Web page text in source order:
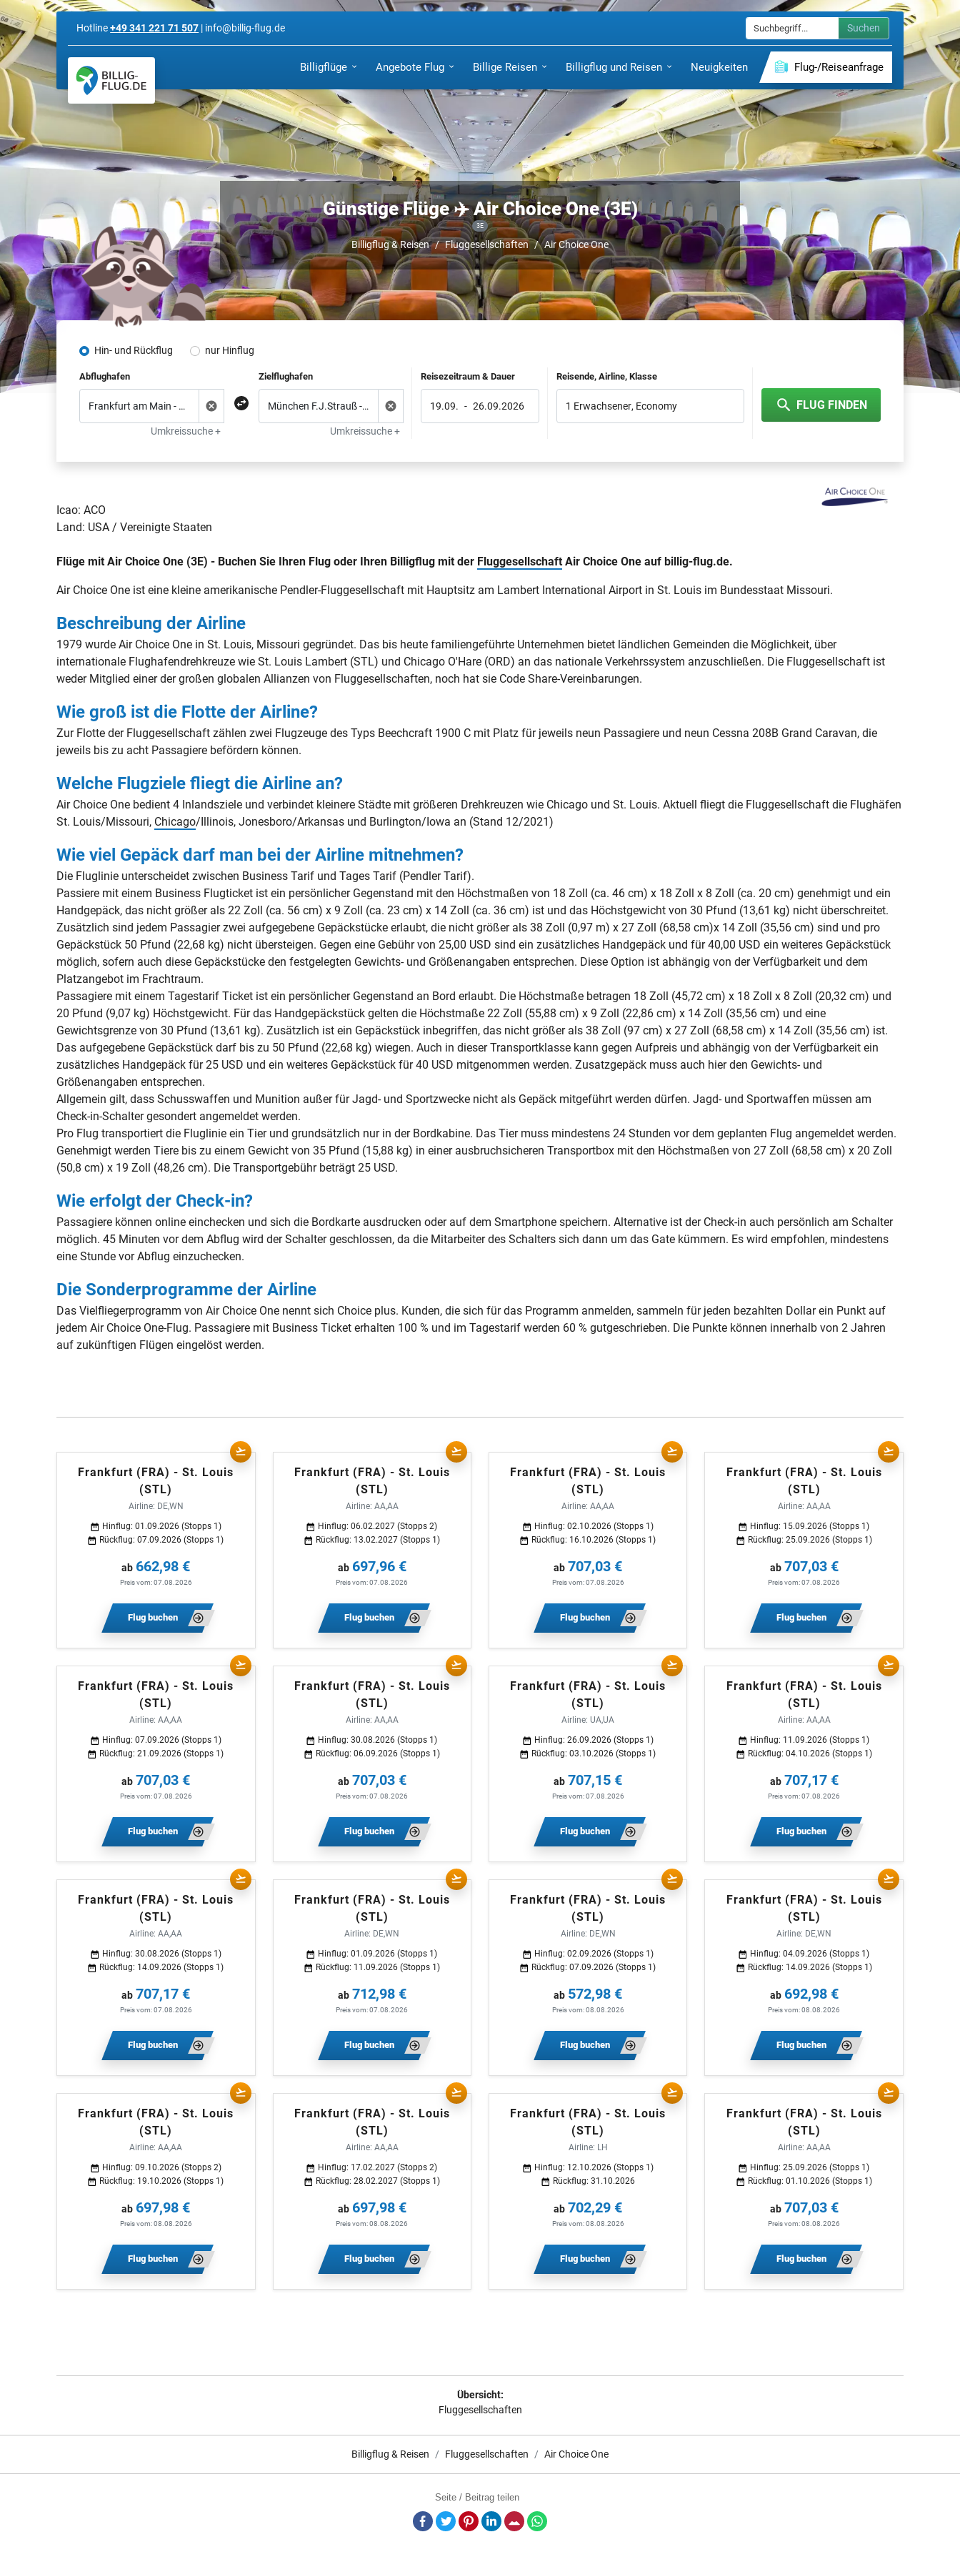
Hotline+49 341 221 71 507 | info@billig-flug.de Suchen
Billigflüge Angebote Flug Billige Reisen Billigflug und Reisen Neuigkeiten Flug-/Reiseanfrage
Günstige Flüge ✈️ Air Choice One (3E)
3E
Billigflug & Reisen Fluggesellschaften Air Choice One
Hin- und Rückflug nur Hinflug
Abflughafen
Umkreissuche +
Zielflughafen
Umkreissuche +
Reisezeitraum & Dauer
19.09. - 26.09.2026
Reisende, Airline, Klasse
1 Erwachsener, Economy FLUG FINDEN
Icao: ACO
Land: USA / Vereinigte Staaten
Flüge mit Air Choice One (3E) - Buchen Sie Ihren Flug oder Ihren Billigflug mit der Fluggesellschaft Air Choice One auf billig-flug.de.
Air Choice One ist eine kleine amerikanische Pendler-Fluggesellschaft mit Hauptsitz am Lambert International Airport in St. Louis im Bundesstaat Missouri.
Beschreibung der Airline
1979 wurde Air Choice One in St. Louis, Missouri gegründet. Das bis heute familiengeführte Unternehmen bietet ländlichen Gemeinden die Möglichkeit, über
internationale Flughafendrehkreuze wie St. Louis Lambert (STL) und Chicago O'Hare (ORD) an das nationale Verkehrssystem anzuschließen. Die Fluggesellschaft ist
weder Mitglied einer der großen globalen Allianzen von Fluggesellschaften, noch hat sie Code Share-Vereinbarungen.
Wie groß ist die Flotte der Airline?
Zur Flotte der Fluggesellschaft zählen zwei Flugzeuge des Typs Beechcraft 1900 C mit Platz für jeweils neun Passagiere und neun Cessna 208B Grand Caravan, die
jeweils bis zu acht Passagiere befördern können.
Welche Flugziele fliegt die Airline an?
Air Choice One bedient 4 Inlandsziele und verbindet kleinere Städte mit größeren Drehkreuzen wie Chicago und St. Louis. Aktuell fliegt die Fluggesellschaft die Flughäfen
St. Louis/Missouri, Chicago/Illinois, Jonesboro/Arkansas und Burlington/Iowa an (Stand 12/2021)
Wie viel Gepäck darf man bei der Airline mitnehmen?
Die Fluglinie unterscheidet zwischen Business Tarif und Tages Tarif (Pendler Tarif).
Passiere mit einem Business Flugticket ist ein persönlicher Gegenstand mit den Höchstmaßen von 18 Zoll (ca. 46 cm) x 18 Zoll x 8 Zoll (ca. 20 cm) genehmigt und ein
Handgepäck, das nicht größer als 22 Zoll (ca. 56 cm) x 9 Zoll (ca. 23 cm) x 14 Zoll (ca. 36 cm) ist und das Höchstgewicht von 30 Pfund (13,61 kg) nicht überschreitet.
Zusätzlich sind jedem Passagier zwei aufgegebene Gepäckstücke erlaubt, die nicht größer als 38 Zoll (0,97 m) x 27 Zoll (68,58 cm)x 14 Zoll (35,56 cm) sind und pro
Gepäckstück 50 Pfund (22,68 kg) nicht übersteigen. Gegen eine Gebühr von 25,00 USD sind ein zusätzliches Handgepäck und für 40,00 USD ein weiteres Gepäckstück
möglich, sofern auch diese Gepäckstücke den festgelegten Gewichts- und Größenangaben entsprechen. Diese Option ist abhängig von der Verfügbarkeit und dem
Platzangebot im Frachtraum.
Passagiere mit einem Tagestarif Ticket ist ein persönlicher Gegenstand an Bord erlaubt. Die Höchstmaße betragen 18 Zoll (45,72 cm) x 18 Zoll x 8 Zoll (20,32 cm) und
20 Pfund (9,07 kg) Höchstgewicht. Für das Handgepäckstück gelten die Höchstmaße 22 Zoll (55,88 cm) x 9 Zoll (22,86 cm) x 14 Zoll (35,56 cm) und eine
Gewichtsgrenze von 30 Pfund (13,61 kg). Zusätzlich ist ein Gepäckstück inbegriffen, das nicht größer als 38 Zoll (97 cm) x 27 Zoll (68,58 cm) x 14 Zoll (35,56 cm) ist.
Das aufgegebene Gepäckstück darf bis zu 50 Pfund (22,68 kg) wiegen. Auch in dieser Transportklasse kann gegen Aufpreis und abhängig von der Verfügbarkeit ein
zusätzliches Handgepäck für 25 USD und ein weiteres Gepäckstück für 40 USD mitgenommen werden. Zusatzgepäck muss auch hier den Gewichts- und
Größenangaben entsprechen.
Allgemein gilt, dass Schusswaffen und Munition außer für Jagd- und Sportzwecke nicht als Gepäck mitgeführt werden dürfen. Jagd- und Sportwaffen müssen am
Check-in-Schalter gesondert angemeldet werden.
Pro Flug transportiert die Fluglinie ein Tier und grundsätzlich nur in der Bordkabine. Das Tier muss mindestens 24 Stunden vor dem geplanten Flug angemeldet werden.
Genehmigt werden Tiere bis zu einem Gewicht von 35 Pfund (15,88 kg) in einer ausbruchsicheren Transportbox mit den Höchstmaßen von 27 Zoll (68,58 cm) x 20 Zoll
(50,8 cm) x 19 Zoll (48,26 cm). Die Transportgebühr beträgt 25 USD.
Wie erfolgt der Check-in?
Passagiere können online einchecken und sich die Bordkarte ausdrucken oder auf dem Smartphone speichern. Alternative ist der Check-in auch persönlich am Schalter
möglich. 45 Minuten vor dem Abflug wird der Schalter geschlossen, da die Mitarbeiter des Schalters sich dann um das Gate kümmern. Es wird empfohlen, mindestens
eine Stunde vor Abflug einzuchecken.
Die Sonderprogramme der Airline
Das Vielfliegerprogramm von Air Choice One nennt sich Choice plus. Kunden, die sich für das Programm anmelden, sammeln für jeden bezahlten Dollar ein Punkt auf
jedem Air Choice One-Flug. Passagiere mit Business Ticket erhalten 100 % und im Tagestarif werden 60 % gutgeschrieben. Die Punkte können innerhalb von 2 Jahren
auf zukünftigen Flügen eingelöst werden.
Frankfurt (FRA) - St. Louis
(STL)
Airline: DE,WN
Hinflug: 01.09.2026 (Stopps 1)
Rückflug: 07.09.2026 (Stopps 1)
ab 662,98 €
Preis vom: 07.08.2026
Flug buchen
Frankfurt (FRA) - St. Louis
(STL)
Airline: AA,AA
Hinflug: 06.02.2027 (Stopps 2)
Rückflug: 13.02.2027 (Stopps 1)
ab 697,96 €
Preis vom: 07.08.2026
Flug buchen
Frankfurt (FRA) - St. Louis
(STL)
Airline: AA,AA
Hinflug: 02.10.2026 (Stopps 1)
Rückflug: 16.10.2026 (Stopps 1)
ab 707,03 €
Preis vom: 07.08.2026
Flug buchen
Frankfurt (FRA) - St. Louis
(STL)
Airline: AA,AA
Hinflug: 15.09.2026 (Stopps 1)
Rückflug: 25.09.2026 (Stopps 1)
ab 707,03 €
Preis vom: 07.08.2026
Flug buchen
Frankfurt (FRA) - St. Louis
(STL)
Airline: AA,AA
Hinflug: 07.09.2026 (Stopps 1)
Rückflug: 21.09.2026 (Stopps 1)
ab 707,03 €
Preis vom: 07.08.2026
Flug buchen
Frankfurt (FRA) - St. Louis
(STL)
Airline: AA,AA
Hinflug: 30.08.2026 (Stopps 1)
Rückflug: 06.09.2026 (Stopps 1)
ab 707,03 €
Preis vom: 07.08.2026
Flug buchen
Frankfurt (FRA) - St. Louis
(STL)
Airline: UA,UA
Hinflug: 26.09.2026 (Stopps 1)
Rückflug: 03.10.2026 (Stopps 1)
ab 707,15 €
Preis vom: 07.08.2026
Flug buchen
Frankfurt (FRA) - St. Louis
(STL)
Airline: AA,AA
Hinflug: 11.09.2026 (Stopps 1)
Rückflug: 04.10.2026 (Stopps 1)
ab 707,17 €
Preis vom: 07.08.2026
Flug buchen
Frankfurt (FRA) - St. Louis
(STL)
Airline: AA,AA
Hinflug: 30.08.2026 (Stopps 1)
Rückflug: 14.09.2026 (Stopps 1)
ab 707,17 €
Preis vom: 07.08.2026
Flug buchen
Frankfurt (FRA) - St. Louis
(STL)
Airline: DE,WN
Hinflug: 01.09.2026 (Stopps 1)
Rückflug: 11.09.2026 (Stopps 1)
ab 712,98 €
Preis vom: 07.08.2026
Flug buchen
Frankfurt (FRA) - St. Louis
(STL)
Airline: DE,WN
Hinflug: 02.09.2026 (Stopps 1)
Rückflug: 07.09.2026 (Stopps 1)
ab 572,98 €
Preis vom: 08.08.2026
Flug buchen
Frankfurt (FRA) - St. Louis
(STL)
Airline: DE,WN
Hinflug: 04.09.2026 (Stopps 1)
Rückflug: 14.09.2026 (Stopps 1)
ab 692,98 €
Preis vom: 08.08.2026
Flug buchen
Frankfurt (FRA) - St. Louis
(STL)
Airline: AA,AA
Hinflug: 09.10.2026 (Stopps 2)
Rückflug: 19.10.2026 (Stopps 1)
ab 697,98 €
Preis vom: 08.08.2026
Flug buchen
Frankfurt (FRA) - St. Louis
(STL)
Airline: AA,AA
Hinflug: 17.02.2027 (Stopps 2)
Rückflug: 28.02.2027 (Stopps 1)
ab 697,98 €
Preis vom: 08.08.2026
Flug buchen
Frankfurt (FRA) - St. Louis
(STL)
Airline: LH
Hinflug: 12.10.2026 (Stopps 1)
Rückflug: 31.10.2026
ab 702,29 €
Preis vom: 08.08.2026
Flug buchen
Frankfurt (FRA) - St. Louis
(STL)
Airline: AA,AA
Hinflug: 25.09.2026 (Stopps 1)
Rückflug: 01.10.2026 (Stopps 1)
ab 707,03 €
Preis vom: 08.08.2026
Flug buchen
Übersicht:
Fluggesellschaften
Billigflug & Reisen Fluggesellschaften Air Choice One
Seite / Beitrag teilen
Facebook
TwitterPinterestLinkedInE-Mail